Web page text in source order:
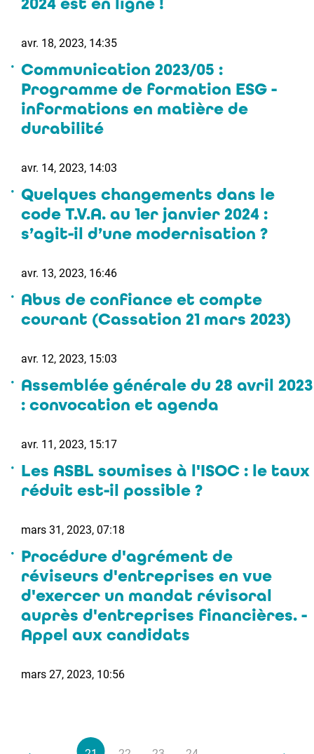
avr. 18, 2023, 14:35
Communication 2023/05 :
Programme de formation ESG -
informations en matière de
durabilité
avr. 14, 2023, 14:03
Quelques changements dans le
code T.V.A. au 1er janvier 2024 :
s’agit-il d’une modernisation ?
avr. 13, 2023, 16:46
Abus de confiance et compte
courant (Cassation 21 mars 2023)
avr. 12, 2023, 15:03
Assemblée générale du 28 avril 2023
: convocation et agenda
avr. 11, 2023, 15:17
Les ASBL soumises à l'ISOC : le taux
réduit est-il possible ?
mars 31, 2023, 07:18
Procédure d'agrément de
réviseurs d'entreprises en vue
d'exercer un mandat révisoral
auprès d'entreprises financières. -
Appel aux candidats
mars 27, 2023, 10:56